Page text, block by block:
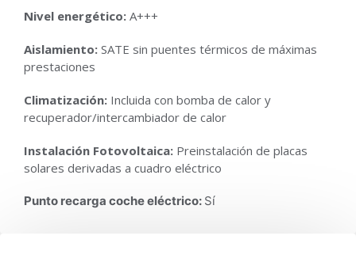
Nivel energético: A+++
Aislamiento: SATE sin puentes térmicos de máximas
prestaciones
Climatización: Incluida con bomba de calor y
recuperador/intercambiador de calor
Instalación Fotovoltaica: Preinstalación de placas
solares derivadas a cuadro eléctrico
Punto recarga coche eléctrico: Sí